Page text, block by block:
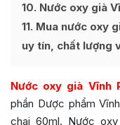
10 Nước oxy già
11 Mua nước oxy
uy tín, chất lượng
Nước oxy già Vĩnh
phần Dược phẩm
chai 60ml. Nước